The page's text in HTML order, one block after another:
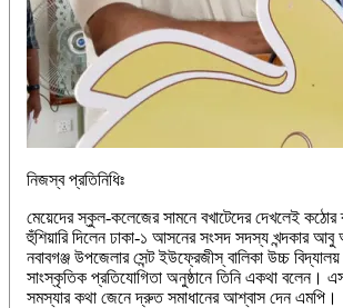
নিজস্ব প্রতিনিধিঃ
মেয়েদের স্কুল-কলেজের সামনে বখাটেদের দেখলেই কঠোর
হুঁশিয়ারি দিলেন ঢাকা-১ আসনের সংসদ সদস্য খন্দকার
নবাবগঞ্জ উপজেলার সেন্ট ইউফ্রেজীস্ বালিকা উচ্চ
সাংস্কৃতিক প্রতিযোগিতা অনুষ্ঠানে তিনি একথা বলেন।
সমস্যার কথা জেনে দ্রুত সমাধানের আশ্বাস দেন এমপি।